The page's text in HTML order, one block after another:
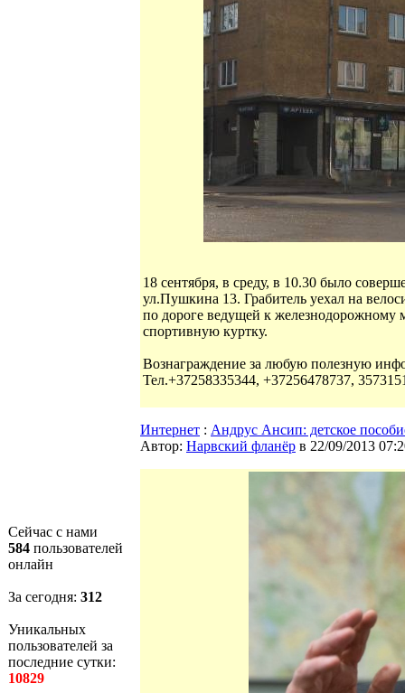
Сейчас с нами
584 пользователей
онлайн
За сегодня: 312
Уникальных
пользователей за
последние сутки:
10829
18 сентября, в среду, в 10.30 было
ул.Пушкина 13. Грабитель уехал на
по дороге ведущей к
спортивную куртку.
Вознаграждение за любую полезную
Тел.+37258335344, +37256478737,
Интернет : Андрус Ансип: детское
Автор: Нарвский фланёр в 22/09/2013